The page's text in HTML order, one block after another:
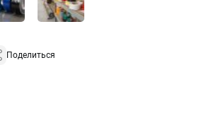
Поделиться